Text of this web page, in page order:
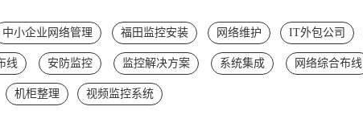
中小企业网络管理 福田监控安装 网络维护 IT外包公司
线 安防监控 监控解决方案 系统集成 网络综合布线
机柜整理 视频监控系统